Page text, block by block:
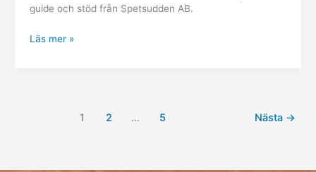
guide och stöd från Spetsudden AB.
Läs mer »
1 2 … 5 Nästa →